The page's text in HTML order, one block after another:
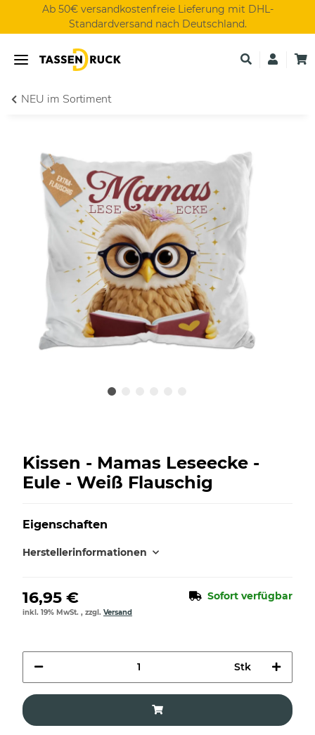
Ab 50€ versandkostenfreie Lieferung mit DHL-
Standardversand nach Deutschland.
NEU im Sortiment
Kissen - Mamas Leseecke -
Eule - Weiß Flauschig
Eigenschaften
Herstellerinformationen
16,95 € Sofort verfügbar
inkl. 19% MwSt. , zzgl. Versand
Stk